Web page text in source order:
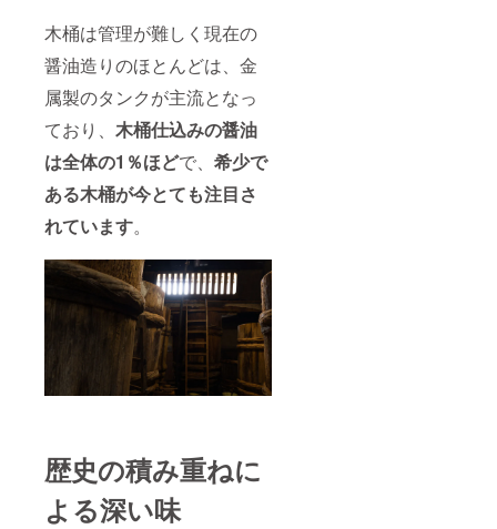
木桶は管理が難しく現在の
醤油造りのほとんどは、金
属製のタンクが主流となっ
ており、 木桶仕込みの醤油
は全体の1％ほどで、 希少で
ある木桶が今とても注目さ
れています。
歴史の積み重ねに
よる深い味